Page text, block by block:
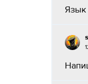
Язык